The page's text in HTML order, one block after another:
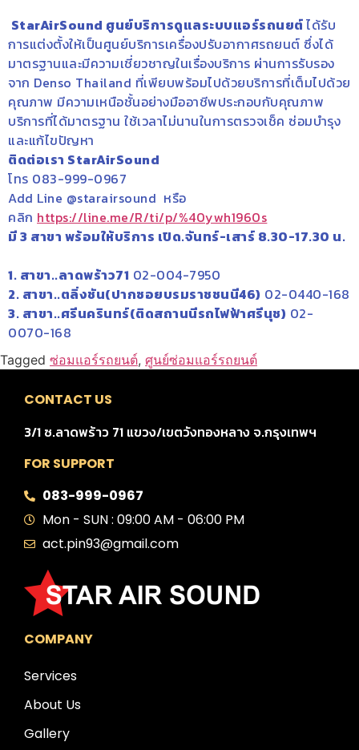
StarAirSound ศูนย์บริการดูแลระบบแอร์รถนยต์ได้รับ
การแต่งตั้งให้เป็นศูนย์บริการเครื่องปรับอากาศรถยนต์ ซึ่งได้
มาตรฐานและมีความเชี่ยวชาญในเรื่องบริการ ผ่านการรับรอง
จาก Denso Thailand ที่เพียบพร้อมไปด้วยบริการที่เต็มไปด้วย
คุณภาพ มีความเหนือชั้นอย่างมืออาชีพประกอบกับคุณภาพ
บริการที่ได้มาตรฐาน ใช้เวลาไม่นานในการตรวจเช็ค ซ่อมบำรุง
และแก้ไขปัญหา
ติดต่อเรา StarAirSound
โทร 083-999-0967
Add Line @starairsound หรือ
คลิก https://line.me/R/ti/p/%40ywh1960s
มี 3 สาขา พร้อมให้บริการ เปิด.จันทร์-เสาร์ 8.30-17.30 น.
1. สาขา..ลาดพร้าว71 02-004-7950
2. สาขา..ตลิ่งชัน(ปากซอยบรมราชชนนี46) 02-0440-168
3. สาขา..ศรีนครินทร์(ติดสถานนีรถไฟฟ้าศรีนุช) 02-
0070-168
Tagged ซ่อมแอร์รถยนต์, ศูนย์ซ่อมแอร์รถยนต์
CONTACT US
3/1 ซ.ลาดพร้าว 71 แขวง/เขตวังทองหลาง จ.กรุงเทพฯ
FOR SUPPORT
083-999-0967
Mon - SUN : 09:00 AM - 06:00 PM
act.pin93@gmail.com
COMPANY
Services
About Us
Gallery